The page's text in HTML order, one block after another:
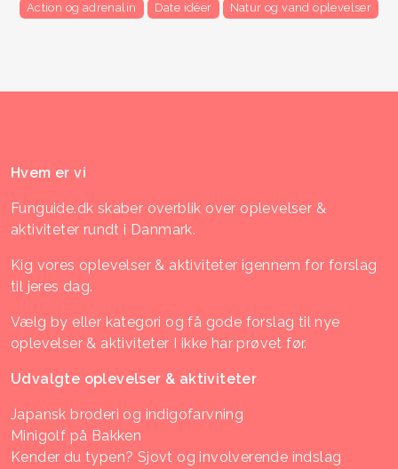
Action og adrenalin Date idéer Natur og vand oplevelser
Hvem er vi
Funguide.dk skaber overblik over oplevelser &
aktiviteter rundt i Danmark.
Kig vores oplevelser & aktiviteter igennem for forslag
til jeres dag.
Vælg by eller kategori og få gode forslag til nye
oplevelser & aktiviteter I ikke har prøvet før.
Udvalgte oplevelser & aktiviteter
Japansk broderi og indigofarvning
Minigolf på Bakken
Kender du typen? Sjovt og involverende indslag